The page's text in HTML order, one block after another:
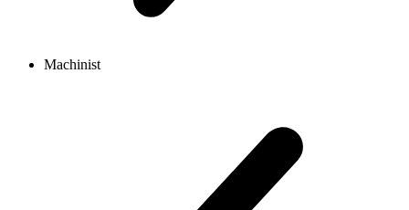
Machinist